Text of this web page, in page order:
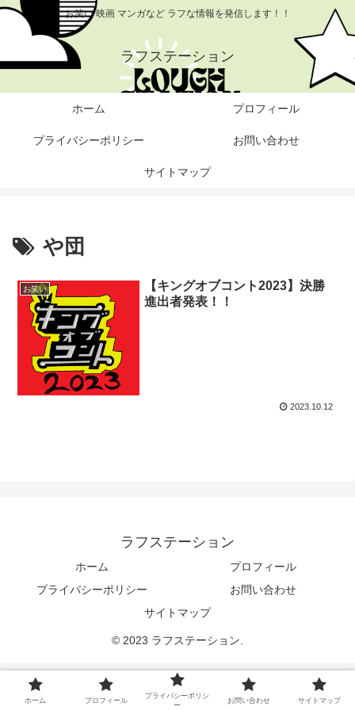
お笑い 映画 マンガなど ラフな情報を発信します！！
ラフステーション
ホーム プロフィール
プライバシーポリシー お問い合わせ
サイトマップ
や団
お笑い
【キングオブコント2023】決勝
進出者発表！！
2023.10.12
ラフステーション
ホーム
プロフィール
プライバシーポリシー
お問い合わせ
サイトマップ
© 2023 ラフステーション.
ホーム プロフィール
プライバシーポリシ
ー
お問い合わせ サイトマップ